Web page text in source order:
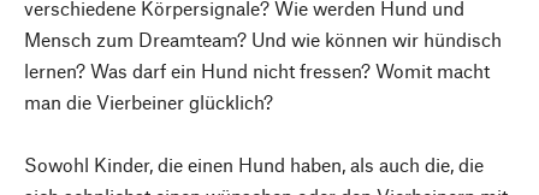
verschiedene Körpersignale? Wie werden Hund und
Mensch zum Dreamteam? Und wie können wir hündisch
lernen? Was darf ein Hund nicht fressen? Womit macht
man die Vierbeiner glücklich?
Sowohl Kinder, die einen Hund haben, als auch die, die